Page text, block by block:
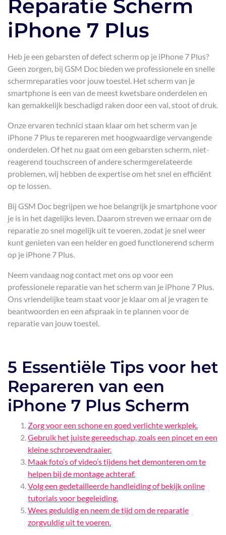
Reparatie Scherm
iPhone 7 Plus
Heb je een gebarsten of defect scherm op je iPhone 7 Plus?
Geen zorgen, bij GSM Doc bieden we professionele en snelle
schermreparaties voor jouw toestel. Het scherm van je
smartphone is een van de meest kwetsbare onderdelen en
kan gemakkelijk beschadigd raken door een val, stoot of druk.
Onze ervaren technici staan klaar om het scherm van je
iPhone 7 Plus te repareren met hoogwaardige vervangende
onderdelen. Of het nu gaat om een gebarsten scherm, niet-
reagerend touchscreen of andere schermgerelateerde
problemen, wij hebben de expertise om het snel en efficiënt
op te lossen.
Bij GSM Doc begrijpen we hoe belangrijk je smartphone voor
je is in het dagelijks leven. Daarom streven we ernaar om de
reparatie zo snel mogelijk uit te voeren, zodat je snel weer
kunt genieten van een helder en goed functionerend scherm
op je iPhone 7 Plus.
Neem vandaag nog contact met ons op voor een
professionele reparatie van het scherm van je iPhone 7 Plus.
Ons vriendelijke team staat voor je klaar om al je vragen te
beantwoorden en een afspraak in te plannen voor de
reparatie van jouw toestel.
5 Essentiële Tips voor het
Repareren van een
iPhone 7 Plus Scherm
Zorg voor een schone en goed verlichte werkplek.
Gebruik het juiste gereedschap, zoals een pincet en een
kleine schroevendraaier.
Maak foto’s of video’s tijdens het demonteren om te
helpen bij de montage achteraf.
Volg een gedetailleerde handleiding of bekijk online
tutorials voor begeleiding.
Wees geduldig en neem de tijd om de reparatie
zorgvuldig uit te voeren.